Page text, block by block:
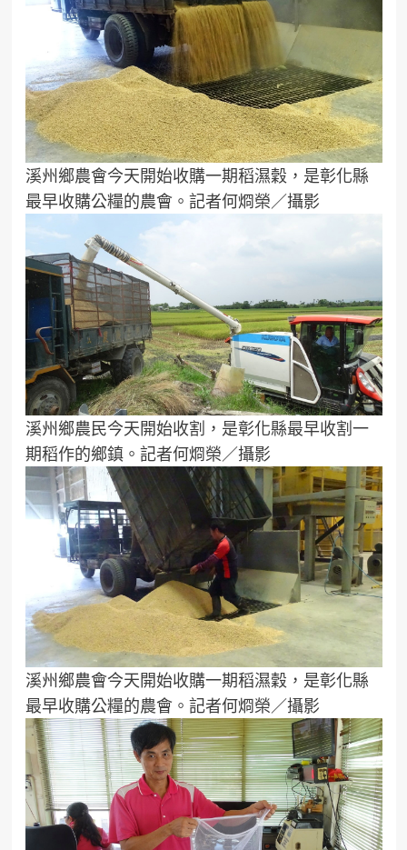
溪州鄉農會今天開始收購一期稻濕穀，是彰化縣
最早收購公糧的農會。記者何烱榮／攝影
溪州鄉農民今天開始收割，是彰化縣最早收割一
期稻作的鄉鎮。記者何烱榮／攝影
溪州鄉農會今天開始收購一期稻濕穀，是彰化縣
最早收購公糧的農會。記者何烱榮／攝影